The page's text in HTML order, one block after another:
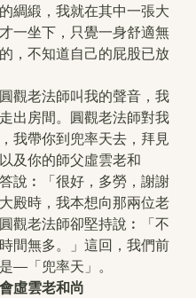
綢緞，我就在其中一張大
一坐下，只覺一身舒適無
，不知道自己的屁股已放
觀老法師叫我的聲音，我
出房間。圓觀老法師對我
我帶你到兜率天去，拜見
及你的師父虛雲老和
說︰「很好，多勞，謝謝
殿時，我本想向那兩位老
觀老法師卻堅持說︰「不
間無多。」這回，我們前
—「兜率天」。
虛雲老和尚